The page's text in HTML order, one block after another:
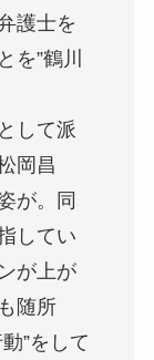
護士を
を”鶴川
して派
岡昌
が。同
してい
が上が
随所
”をして